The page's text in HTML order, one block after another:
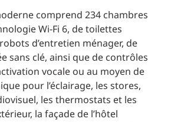
comprend 234 chambres
Wi-Fi 6, de toilettes
d’entretien ménager, de
sans clé, ainsi que de contrôles
vocale ou au moyen de
pour l’éclairage, les stores,
les thermostats et les
la façade de l’hôtel